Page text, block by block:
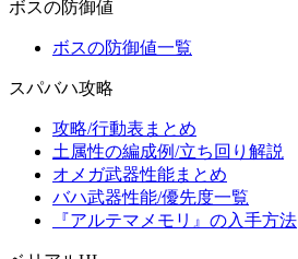
ボスの防御値
ボスの防御値一覧
スパバハ攻略
攻略/行動表まとめ
土属性の編成例/立ち回り解説
オメガ武器性能まとめ
バハ武器性能/優先度一覧
『アルテマメモリ』の入手方法